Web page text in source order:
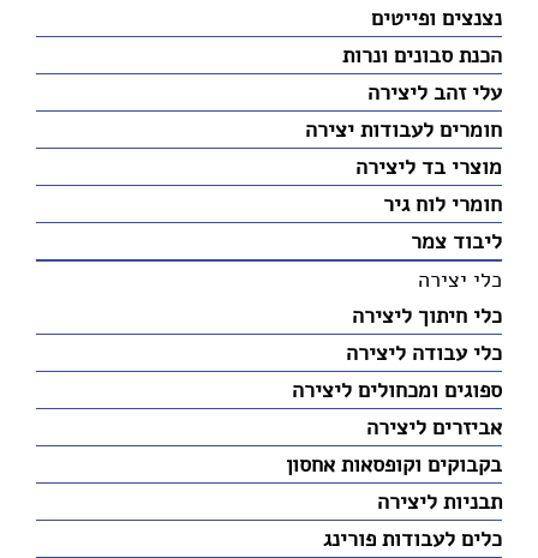
נצנצים ופייטים
הכנת סבונים ונרות
עלי זהב ליצירה
חומרים לעבודות יצירה
מוצרי בד ליצירה
חומרי לוח גיר
ליבוד צמר
כלי יצירה
כלי חיתוך ליצירה
כלי עבודה ליצירה
ספוגים ומכחולים ליצירה
אביזרים ליצירה
בקבוקים וקופסאות אחסון
תבניות ליצירה
כלים לעבודות פורינג